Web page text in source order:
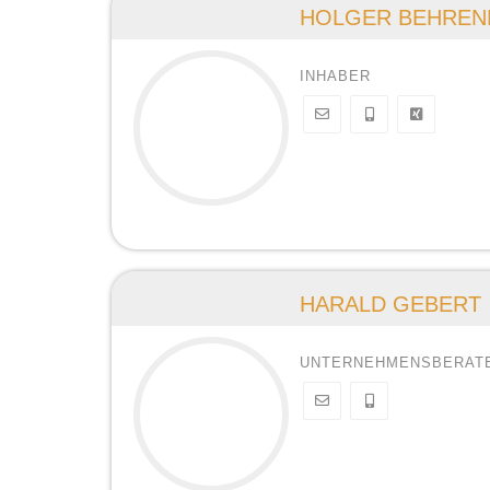
HOLGER
INHABER
HARALD GEBERT